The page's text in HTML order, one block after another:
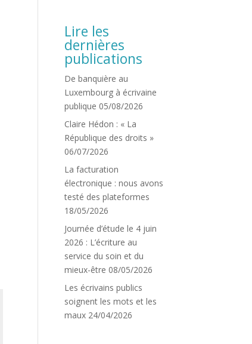
Lire les
dernières
publications
De banquière au
Luxembourg à écrivaine
publique 05/08/2026
Claire Hédon : « La
République des droits »
06/07/2026
La facturation
électronique : nous avons
testé des plateformes
18/05/2026
Journée d’étude le 4 juin
2026 : L’écriture au
service du soin et du
mieux-être 08/05/2026
Les écrivains publics
soignent les mots et les
maux 24/04/2026